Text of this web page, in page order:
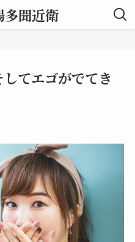
多聞近衛
てエゴがでてき